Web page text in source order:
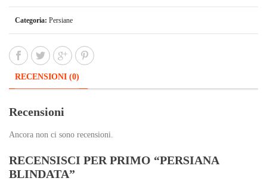
Categoria: Persiane
RECENSIONI (0)
Recensioni
Ancora non ci sono recensioni.
RECENSISCI PER PRIMO “PERSIANA
BLINDATA”